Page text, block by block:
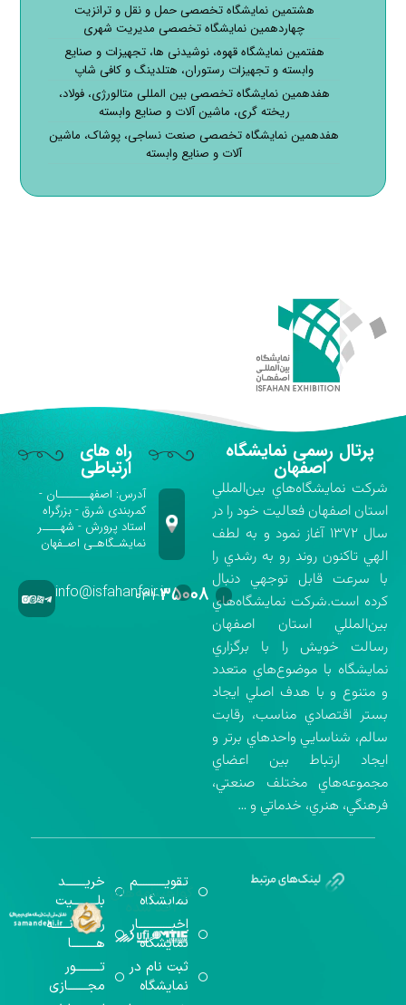
هشتمین نمایشگاه تخصصی حمل و نقل و ترانزیت
چهاردهمین نمایشگاه تخصصی مدیریت شهری
هفتمین نمایشگاه قهوه، نوشیدنی ها، تجهیزات و صنایع
وابسته و تجهیزات رستوران، هتلدینگ و کافی شاپ
هفدهمین نمایشگاه تخصصی بین المللی متالورژی، فولاد،
ریخته گری، ماشین آلات و صنایع وابسته
هفدهمین نمایشگاه تخصصی صنعت نساجی، پوشاک، ماشین
آلات و صنایع وابسته
پرتال رسمی نمایشگاه
اصفهان
شركت نمايشگاه‌هاي بين‌المللي
استان اصفهان فعاليت خود را در
سال ۱۳۷۲ آغاز نمود و به لطف
الهي تاكنون روند رو به رشدي را
با سرعت قابل توجهي دنبال
كرده است.شركت نمايشگاه‌هاي
بين‌المللي استان اصفهان
رسالت خويش را با برگزاري
نمايشگاه با موضوع‌هاي متعدد
و متنوع و با هدف اصلي ايجاد
بستر اقتصادي مناسب، رقابت
سالم، شناسايي واحدهاي برتر و
ايجاد ارتباط بين اعضاي
مجموعه‌هاي مختلف صنعتي،
فرهنگي، هنري، خدماتي و …
راه های
ارتباطی
آدرس: اصفهـــــــان -
کمربندی شرق - بزرگراه
استاد پرورش - شهــــر
نمایشـگاهـی اصـفهان
۰۳۱-۳۵۰۰۸info@isfahanfair.ir
تقویــــــــــم
نمایشگاه
اخبــــــــــــار
نمایشگاه
ثبت نام در
نمایشگاه
خریـــــــد
بلـــــــــیت
رســـــانــــــه
هـــــــــا
تـــــــــور
مجـــــــازی
گواهینامه‌های
اخذ شده